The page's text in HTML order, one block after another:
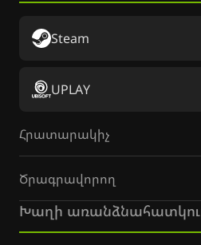
Steam
UPLAY
Հրատարակիչ
Ծրագրավորող
Խաղի